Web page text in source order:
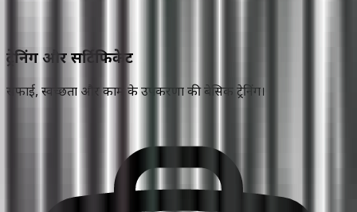
ट्रेनिंग और सर्टिफिकेट
सफाई, स्वच्छता और काम के उपकरणों की बेसिक ट्रेनिंग।